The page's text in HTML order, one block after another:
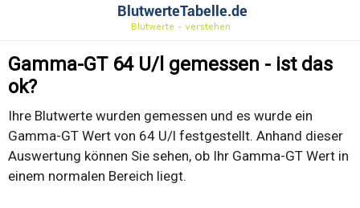
Gamma-GT 64 U/l gemessen - ist das
ok?
Ihre Blutwerte wurden gemessen und es wurde ein
Gamma-GT Wert von 64 U/l festgestellt. Anhand dieser
Auswertung können Sie sehen, ob Ihr Gamma-GT Wert in
einem normalen Bereich liegt.